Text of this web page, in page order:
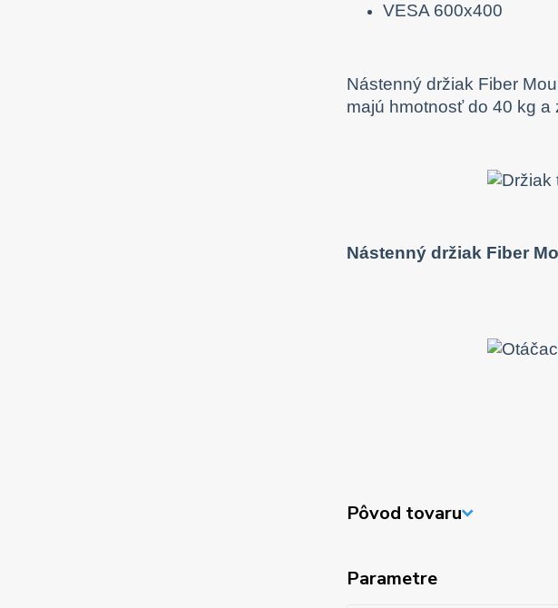
VESA 600x400
Nástenný držiak Fiber
majú hmotnosť do 40 kg
Nástenný držiak Fiber
Pôvod tovaru
Parametre